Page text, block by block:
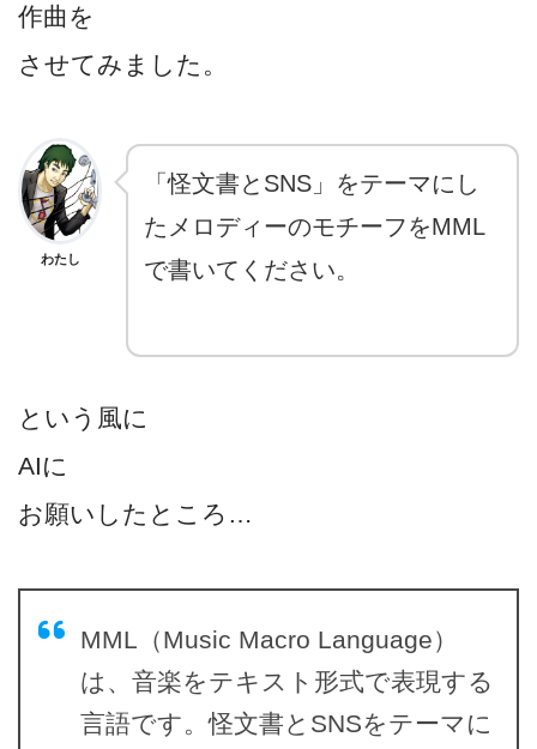
作曲を
させてみました。
わたし
「怪文書とSNS」をテーマにし
たメロディーのモチーフをMML
で書いてください。
という風に
AIに
お願いしたところ…
MML（Music Macro Language）
は、音楽をテキスト形式で表現する
言語です。怪文書とSNSをテーマに